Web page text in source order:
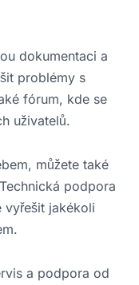
dokumentaci a
problémy s
fórum, kde se
uživatelů.
můžete také
podpora
vyřešit jakékoli
a podpora od